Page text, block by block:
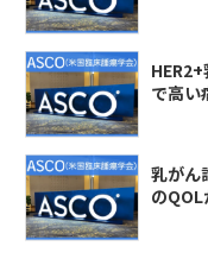
で高い
乳がん
の